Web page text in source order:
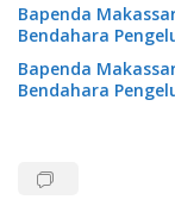
Bapenda
Bendahara
Bapenda
Bendahara